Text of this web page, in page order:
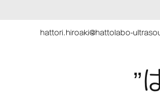
hattori.hiroaki@hattolabo-
”